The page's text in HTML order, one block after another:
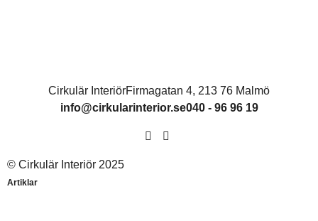
Cirkulär InteriörFirmagatan 4, 213 76 Malmö
info@cirkularinterior.se040 - 96 96 19
© Cirkulär Interiör 2025
Artiklar